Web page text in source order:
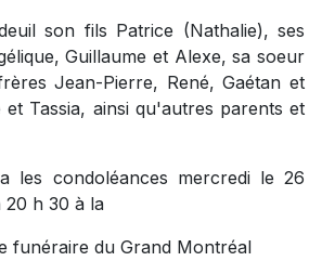
son fils Patrice (Nathalie), ses
Guillaume et Alexe, sa soeur
Jean-Pierre, René, Gaétan et
Tassia, ainsi qu'autres parents et
les condoléances mercredi le 26
20 h 30 à la
funéraire du Grand Montréal